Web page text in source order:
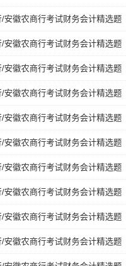
安徽农商行考试财务会计精选题
安徽农商行考试财务会计精选题
安徽农商行考试财务会计精选题
安徽农商行考试财务会计精选题
安徽农商行考试财务会计精选题
安徽农商行考试财务会计精选题
安徽农商行考试财务会计精选题
安徽农商行考试财务会计精选题
安徽农商行考试财务会计精选题
安徽农商行考试财务会计精选题